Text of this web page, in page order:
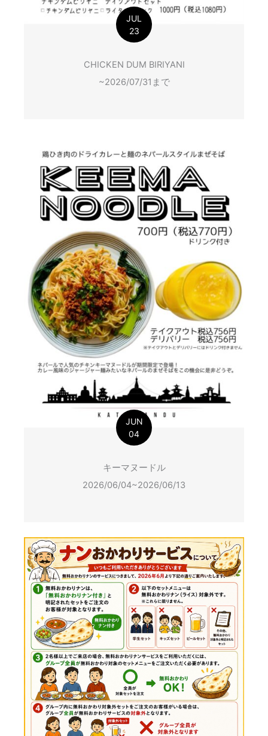
JUL
23
CHICKEN DUM BIRIYANI
~2026/07/31まで
JUN
04
キーマヌードル
2026/06/04~2026/06/13